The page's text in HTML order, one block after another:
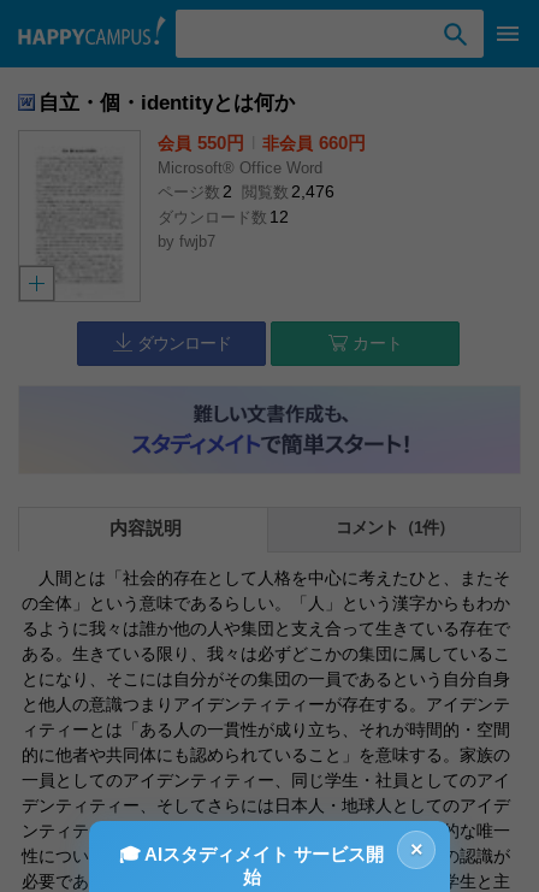
自立・個・identityとは何か
会員 550円 非会員 660円
Microsoft® Office Word
ページ数 2 閲覧数 2,476
ダウンロード数 12
by fwjb7
ダウンロード カート
内容説明 コメント（1件）
人間とは「社会的存在として人格を中心に考えたひと、またそ
の全体」という意味であるらしい。「人」という漢字からもわか
るように我々は誰か他の人や集団と支え合って生きている存在で
ある。生きている限り、我々は必ずどこかの集団に属しているこ
とになり、そこには自分がその集団の一員であるという自分自身
と他人の意識つまりアイデンティティーが存在する。アイデンテ
ィティーとは「ある人の一貫性が成り立ち、それが時間的・空間
的に他者や共同体にも認められていること」を意味する。家族の
一員としてのアイデンティティー、同じ学生・社員としてのアイ
デンティティー、そしてさらには日本人・地球人としてのアイデ
ンティティーなど様々であるが、ここで大切なのは個人的な唯一
性についての意識的感覚を指すだけではなく、必ず他人の認識が
必要であるということである。私ひとりだけが自分が大学生と主
×
🎓 AIスタディメイト サービス開
始